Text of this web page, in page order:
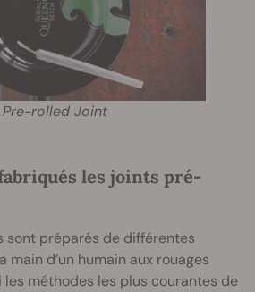
Pre-rolled Joint
les joints pré-
sont préparés de différentes
main d’un humain aux rouages
les méthodes les plus courantes de